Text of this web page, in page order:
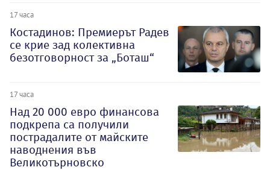
17 часа
Костадинов: Премиерът Радев
се крие зад колективна
безотговорност за „Боташ“
17 часа
Над 20 000 евро финансова
подкрепа са получили
пострадалите от майските
наводнения във
Великотърновско